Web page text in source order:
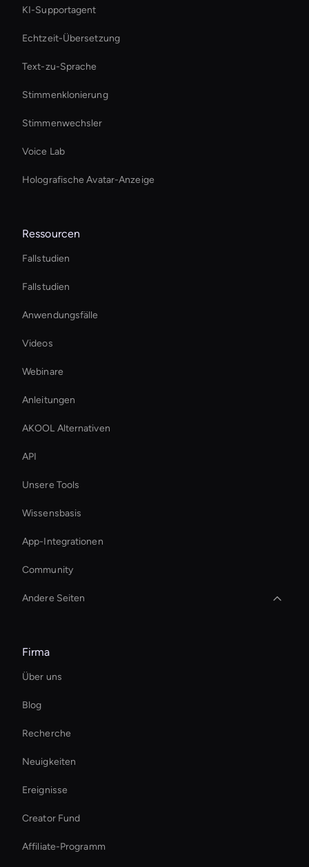
KI-Supportagent
Echtzeit-Übersetzung
Text-zu-Sprache
Stimmenklonierung
Stimmenwechsler
Voice Lab
Holografische Avatar-Anzeige
Ressourcen
Fallstudien
Fallstudien
Anwendungsfälle
Videos
Webinare
Anleitungen
AKOOL Alternativen
API
Unsere Tools
Wissensbasis
App-Integrationen
Community
Andere Seiten
Interactive Hologram
Virtual Spokesperson For Branding
Virtual Events Ai Avatar
Decision-Making Ai Avatar
Healthcare Ai Avatar
Ai Avatar For Training
Holographic Ai Avatar
Firma
Über uns
Blog
Recherche
Neuigkeiten
Ereignisse
Creator Fund
Affiliate-Programm